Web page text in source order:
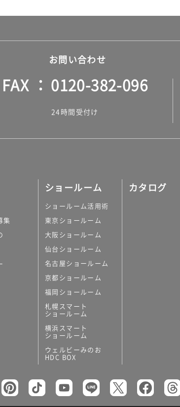
）
ル
お問い合わせ
FAX 0120-382-096
24時間受付け
集
ショールーム
ショールーム活用術
東京ショールーム
大阪ショールーム
仙台ショールーム
名古屋ショールーム
京都ショールーム
福岡ショールーム
札幌スマート
ショールーム
横浜スマート
ショールーム
ウェルビーみのお
HDC BOX
カタログ